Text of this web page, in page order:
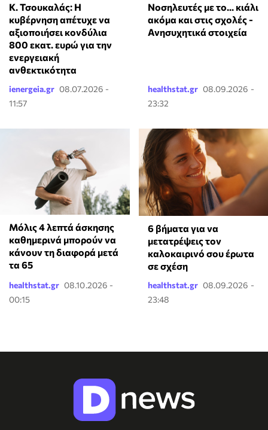
Κ. Τσουκαλάς: Η
κυβέρνηση απέτυχε να
αξιοποιήσει κονδύλια
800 εκατ. ευρώ για την
ενεργειακή
ανθεκτικότητα
ienergeia.gr 08.07.2026 -
11:57
Νοσηλευτές με το... κιάλι
ακόμα και στις σχολές -
Ανησυχητικά στοιχεία
healthstat.gr 08.09.2026 -
23:32
Μόλις 4 λεπτά άσκησης
καθημερινά μπορούν να
κάνουν τη διαφορά μετά
τα 65
healthstat.gr 08.10.2026 -
00:15
6 βήματα για να
μετατρέψεις τον
καλοκαιρινό σου έρωτα
σε σχέση
healthstat.gr 08.09.2026 -
23:48